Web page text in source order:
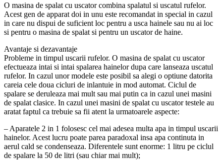
O masina de spalat cu uscator combina spalatul si uscatul rufelor.
Acest gen de apparat doi in unu este recomandat in special in cazul
in care nu dispui de suficient loc pentru a usca hainele sau nu ai loc
si pentru o masina de spalat si pentru un uscator de haine.
Avantaje si dezavantaje
Probleme in timpul uscarii rufelor. O masina de spalat cu uscator
efectueaza intai si intai spalarea hainelor dupa care lanseaza uscatul
rufelor. In cazul unor modele este posibil sa alegi o optiune datorita
careia cele doua cicluri de inlantuie in mod automat. Ciclul de
spalare se deruleaza mai mult sau mai putin ca in cazul unei masini
de spalat clasice. In cazul unei masini de spalat cu uscator testele au
aratat faptul ca trebuie sa fii atent la urmatoarele aspecte:
– Aparatele 2 in 1 folosesc cel mai adesea multa apa in timpul uscarii
hainelor. Acest lucru poate parea paradoxal insa apa continuta in
aerul cald se condenseaza. Diferentele sunt enorme: 1 litru pe ciclul
de spalare la 50 de litri (sau chiar mai mult);